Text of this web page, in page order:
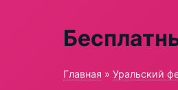
Главная » Уральский